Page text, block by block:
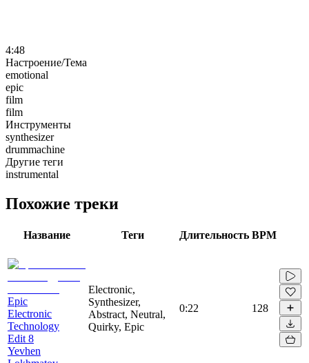
4:48
Настроение/Тема
emotional
epic
film
film
Инструменты
synthesizer
drummachine
Другие теги
instrumental
Похожие треки
Название Теги Длительность BPM
Epic
Electronic
Technology
Edit 8
Yevhen
Electronic,
Synthesizer,
Abstract, Neutral,
Quirky, Epic
0:22 128